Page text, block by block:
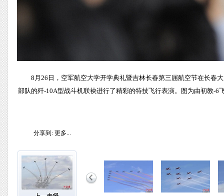
8月26日，空军航空大学开学典礼暨吉林长春第三届航空节在长春
部队的歼-10A型战斗机联袂进行了精彩的特技飞行表演。图为由初教-6
分享到: 更多...